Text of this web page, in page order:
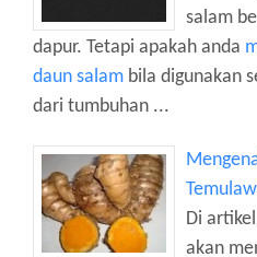
salam
dapur. Tetapi apakah anda
daun salam bila digunakan
dari tumbuhan ...
Di
akan